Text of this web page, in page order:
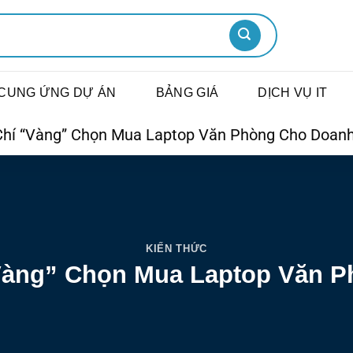
ỨNG DỰ ÁN BẢNG GIÁ DỊCH VỤ IT
“Vàng” Chọn Mua Laptop Văn Phòng Cho
KIẾN THỨC
Chọn Mua Laptop Văn